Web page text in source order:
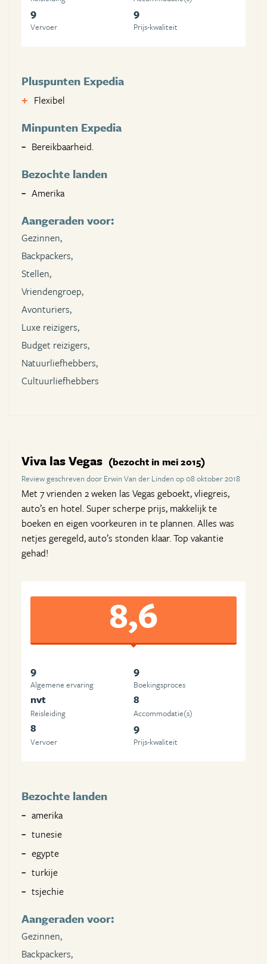
9
Vervoer
9
Prijs-kwaliteit
Pluspunten Expedia
Flexibel
Minpunten Expedia
Bereikbaarheid.
Bezochte landen
Amerika
Aangeraden voor:
Gezinnen,
Backpackers,
Stellen,
Vriendengroep,
Avonturiers,
Luxe reizigers,
Budget reizigers,
Natuurliefhebbers,
Cultuurliefhebbers
Viva las Vegas (bezocht in mei 2015)
Review geschreven door Erwin Van der Linden op 08 oktober 2018
Met 7 vrienden 2 weken las Vegas geboekt, vliegreis,
auto’s en hotel. Super scherpe prijs, makkelijk te
boeken en eigen voorkeuren in te plannen. Alles was
netjes geregeld, auto’s stonden klaar. Top vakantie
gehad!
8,6
9
Algemene ervaring
9
Boekingsproces
nvt
Reisleiding
8
Accommodatie(s)
8
Vervoer
9
Prijs-kwaliteit
Bezochte landen
amerika
tunesie
egypte
turkije
tsjechie
Aangeraden voor:
Gezinnen,
Backpackers,